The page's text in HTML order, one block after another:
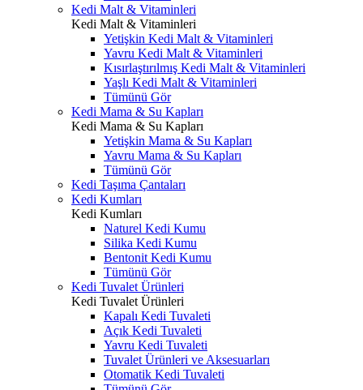
Kedi Malt & Vitaminleri
Kedi Malt & Vitaminleri
Yetişkin Kedi Malt & Vitaminleri
Yavru Kedi Malt & Vitaminleri
Kısırlaştırılmış Kedi Malt & Vitaminleri
Yaşlı Kedi Malt & Vitaminleri
Tümünü Gör
Kedi Mama & Su Kapları
Kedi Mama & Su Kapları
Yetişkin Mama & Su Kapları
Yavru Mama & Su Kapları
Tümünü Gör
Kedi Taşıma Çantaları
Kedi Kumları
Kedi Kumları
Naturel Kedi Kumu
Silika Kedi Kumu
Bentonit Kedi Kumu
Tümünü Gör
Kedi Tuvalet Ürünleri
Kedi Tuvalet Ürünleri
Kapalı Kedi Tuvaleti
Açık Kedi Tuvaleti
Yavru Kedi Tuvaleti
Tuvalet Ürünleri ve Aksesuarları
Otomatik Kedi Tuvaleti